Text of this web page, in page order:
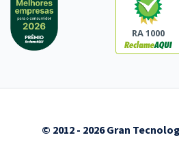
RA 1000
© 2012 - 2026 Gran